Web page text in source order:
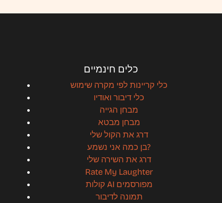
כלים חינמיים
כלי קריינות לפי מקרה שימוש
כלי דיבור ואודיו
מבחן הגייה
מבחן מבטא
דרג את הקול שלי
בן כמה אני נשמע?
דרג את השירה שלי
Rate My Laughter
קולות AI מפורסמים
תמונה לדיבור